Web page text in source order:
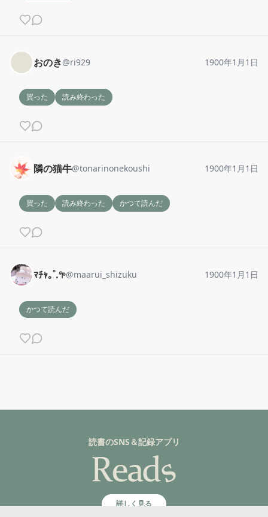
おのき@ri929 1900年1月1日
買った 読み終わった
隣の猫牛@tonarinonekoushi 1900年1月1日
買った 読み終わった かつて読んだ
ﾏﾁｬ｡˚.𖧧@maarui_shizuku 1900年1月1日
かつて読んだ
読書のSNS＆記録アプリ
詳しく見る